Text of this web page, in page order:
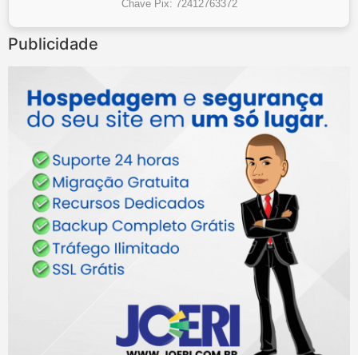
Chave Pix: 72412763372
Publicidade